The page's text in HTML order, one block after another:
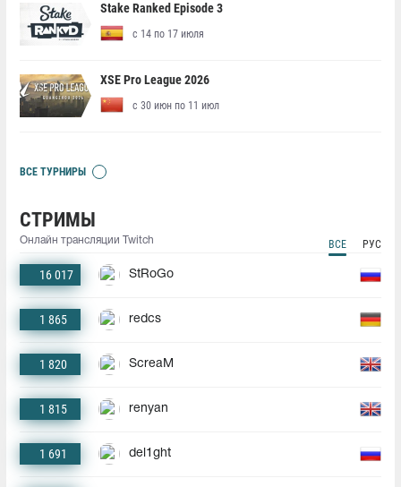
Stake Ranked Episode 3
с 14 по 17 июля
XSE Pro League 2026
с 30 июн по 11 июл
ВСЕ ТУРНИРЫ
СТРИМЫ
Онлайн трансляции Twitch ВСЕ РУС
16 017 StRoGo
1 865 redcs
1 820 ScreaM
1 815 renyan
1 691 del1ght